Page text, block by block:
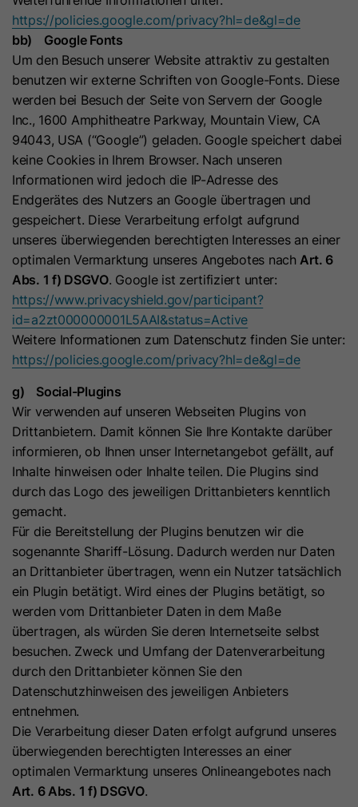
https://policies.google.com/privacy?hl=de&gl=de
bb) Google Fonts
Um den Besuch unserer Website attraktiv zu gestalten
benutzen wir externe Schriften von Google-Fonts. Diese
werden bei Besuch der Seite von Servern der Google
Inc., 1600 Amphitheatre Parkway, Mountain View, CA
94043, USA (“Google”) geladen. Google speichert dabei
keine Cookies in Ihrem Browser. Nach unseren
Informationen wird jedoch die IP-Adresse des
Endgerätes des Nutzers an Google übertragen und
gespeichert. Diese Verarbeitung erfolgt aufgrund
unseres überwiegenden berechtigten Interesses an einer
optimalen Vermarktung unseres Angebotes nach Art. 6
Abs. 1 f) DSGVO. Google ist zertifiziert unter:
https://www.privacyshield.gov/participant?
id=a2zt000000001L5AAI&status=Active
Weitere Informationen zum Datenschutz finden Sie unter:
https://policies.google.com/privacy?hl=de&gl=de
g) Social-Plugins
Wir verwenden auf unseren Webseiten Plugins von
Drittanbietern. Damit können Sie Ihre Kontakte darüber
informieren, ob Ihnen unser Internetangebot gefällt, auf
Inhalte hinweisen oder Inhalte teilen. Die Plugins sind
durch das Logo des jeweiligen Drittanbieters kenntlich
gemacht.
Für die Bereitstellung der Plugins benutzen wir die
sogenannte Shariff-Lösung. Dadurch werden nur Daten
an Drittanbieter übertragen, wenn ein Nutzer tatsächlich
ein Plugin betätigt. Wird eines der Plugins betätigt, so
werden vom Drittanbieter Daten in dem Maße
übertragen, als würden Sie deren Internetseite selbst
besuchen. Zweck und Umfang der Datenverarbeitung
durch den Drittanbieter können Sie den
Datenschutzhinweisen des jeweiligen Anbieters
entnehmen.
Die Verarbeitung dieser Daten erfolgt aufgrund unseres
überwiegenden berechtigten Interesses an einer
optimalen Vermarktung unseres Onlineangebotes nach
Art. 6 Abs. 1 f) DSGVO.
Interaktionen).
Name ga_container_id
Anbieter Google Ireland Limited
Laufzeit 2 Jahre
Zweck
Dieses Cookie wird von Google
Analytics 4 verwendet, um den
Sitzungsstatus eines Nutzers zu
speichern und Interaktionen innerhalb
einer Sitzung zuzuordnen.
Name _gid
Anbieter Google Ireland Limited
Laufzeit 24 Stunden
Zweck
Dieses Cookie dient dazu, Nutzer
innerhalb einer Sitzung zu
unterscheiden und statistische Daten
über die Nutzung der Website zu
Name gat_optional
Anbieter Google Ireland Limited
Laufzeit 1 Minute
Zweck
Dieses Cookie wird verwendet, um die
Anforderungsrate zu begrenzen und
frequentierten Websites zu
optimieren.